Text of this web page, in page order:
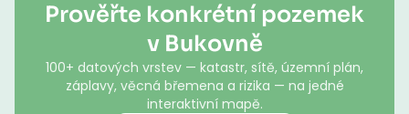
Prověřte konkrétní pozemek
v Bukovně
100+ datových vrstev — katastr, sítě, územní plán,
záplavy, věcná břemena a rizika — na jedné
interaktivní mapě.